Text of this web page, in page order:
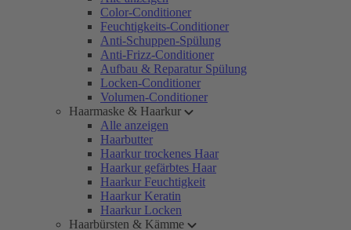
Color-Conditioner
Feuchtigkeits-Conditioner
Anti-Schuppen-Spülung
Anti-Frizz-Conditioner
Aufbau & Reparatur Spülung
Locken-Conditioner
Volumen-Conditioner
Haarmaske & Haarkur
Alle anzeigen
Haarbutter
Haarkur trockenes Haar
Haarkur gefärbtes Haar
Haarkur Feuchtigkeit
Haarkur Keratin
Haarkur Locken
Haarbürsten & Kämme